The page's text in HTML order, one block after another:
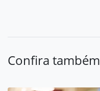
Confira também